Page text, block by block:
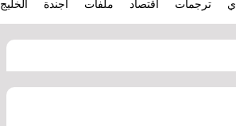
ترجمات اقتصاد ملفات أجندة الخليج